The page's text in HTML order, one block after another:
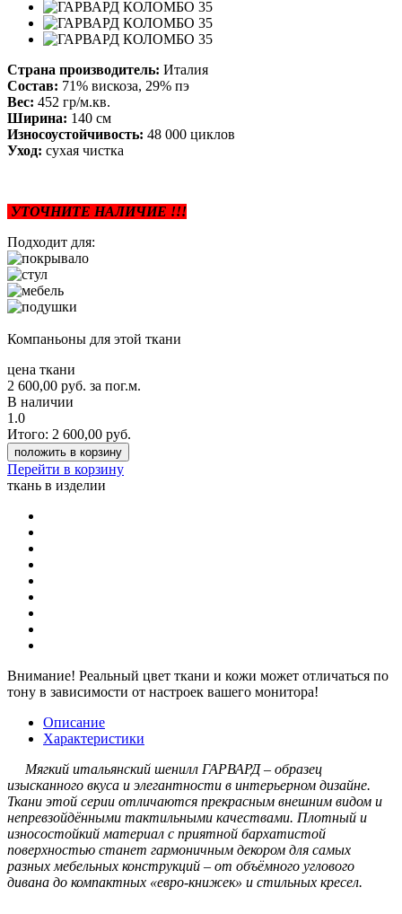
Страна производитель: Италия
Состав: 71% вискоза, 29% пэ
Вес: 452 гр/м.кв.
Ширина: 140 см
Износоустойчивость: 48 000 циклов
Уход: сухая чистка
УТОЧНИТЕ НАЛИЧИЕ !!!
Подходит для:
Компаньоны для этой ткани
цена ткани
2 600,00 руб. за пог.м.
В наличии
1.0
Итого: 2 600,00 руб.
положить в корзину
Перейти в корзину
ткань в изделии
Внимание! Реальный цвет ткани и кожи может отличаться по
тону в зависимости от настроек вашего монитора!
Описание
Характеристики
Мягкий итальянский шенилл ГАРВАРД – образец
изысканного вкуса и элегантности в интерьерном дизайне.
Ткани этой серии отличаются прекрасным внешним видом и
непревзойдёнными тактильными качествами. Плотный и
износостойкий материал с приятной бархатистой
поверхностью станет гармоничным декором для самых
разных мебельных конструкций – от объёмного углового
дивана до компактных «евро-книжек» и стильных кресел.